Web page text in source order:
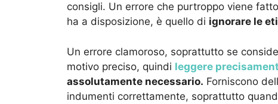
consigli. Un errore che purtroppo viene
ha a disposizione, è quello di ignorare le
Un errore clamoroso, soprattutto se
motivo preciso, quindi leggere
assolutamente necessario. Forniscono
indumenti correttamente, soprattutto